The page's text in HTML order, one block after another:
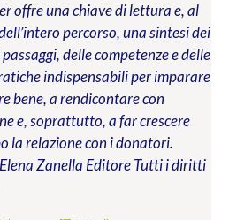
offre una chiave di lettura e, al
percorso, una sintesi dei
delle competenze e delle
indispensabili per imparare
bene, a rendicontare con
e, soprattutto, a far crescere
la relazione con i donatori.
Zanella EditoreTutti i diritti